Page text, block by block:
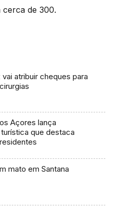
de 300.
vai atribuir cheques para
Açores lança
que destaca
mato em Santana